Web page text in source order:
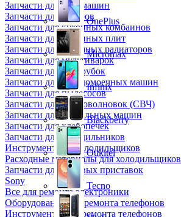
Запчасти для кофемашин
Запчасти для кулеров
Запчасти для кухонных комбаинов
Запчасти для кухонных плит
Запчасти для масляных радиаторов
Запчасти для мультиварок
Запчасти для мясорубок
Запчасти для посудомоечных машин
Запчасти для пылесосов
Запчасти для микроволновок (СВЧ)
Запчасти для стиральных машин
Запчасти для хлебопечек
Запчасти для холодильников
Инструмент для холодильщиков
Расходные материалы для холодильщиков
Запчасти для игровых приставок
Sony
Все для ремонта электроники
Оборудование для ремонта телефонов
Инструменты для ремонта телефонов
OnePlus
Micromax
Infinix
Blackberry
Oukitel
Tecno